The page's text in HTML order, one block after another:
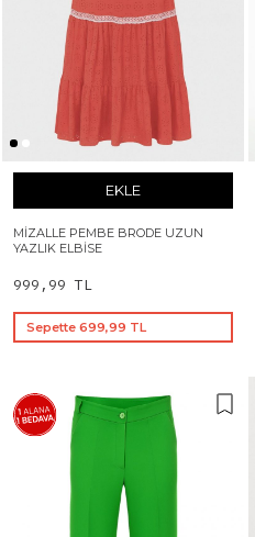
EKLE
MIZALLE PEMBE BRODE UZUN
YAZLIK ELBISE
999,99 TL
Sepette 699,99 TL